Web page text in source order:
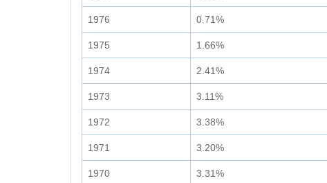
1976 0.71%
1975 1.66%
1974 2.41%
1973 3.11%
1972 3.38%
1971 3.20%
1970 3.31%